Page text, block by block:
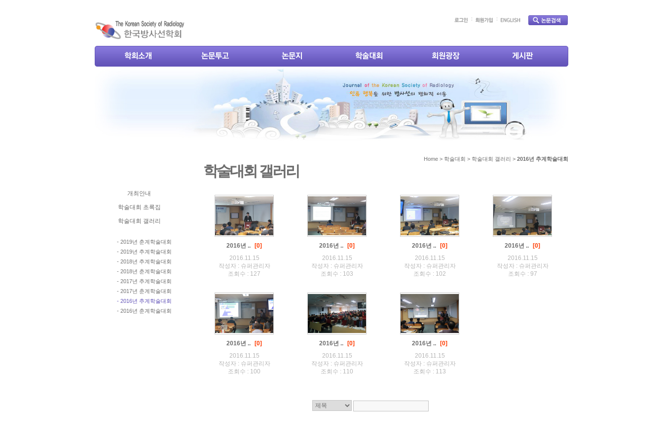
개최안내
학술대회 초록집
학술대회 갤러리
- 2019년 춘계학술대회
- 2019년 추계학술대회
- 2018년 추계학술대회
- 2018년 춘계학술대회
- 2017년 추계학술대회
- 2017년 춘계학술대회
- 2016년 추계학술대회
- 2016년 춘계학술대회
학술대회 갤러리
Home > 학술대회 > 학술대회 갤러리 > 2016년 추계학술대회
2016년 ..
[0]
2016.11.15
작성자 : 슈퍼관리자
조회수 : 127
2016년 ..
[0]
2016.11.15
작성자 : 슈퍼관리자
조회수 : 103
2016년 ..
[0]
2016.11.15
작성자 : 슈퍼관리자
조회수 : 102
2016년 ..
[0]
2016.11.15
작성자 : 슈퍼관리자
조회수 : 97
2016년 ..
[0]
2016.11.15
작성자 : 슈퍼관리자
조회수 : 100
2016년 ..
[0]
2016.11.15
작성자 : 슈퍼관리자
조회수 : 110
2016년 ..
[0]
2016.11.15
작성자 : 슈퍼관리자
조회수 : 113